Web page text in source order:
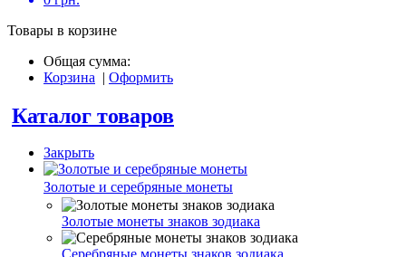
Товары в корзине
Общая сумма:
Корзина | Оформить
Каталог товаров
Закрыть
Золотые и серебряные монеты
Золотые монеты знаков зодиака
Серебряные монеты знаков зодиака